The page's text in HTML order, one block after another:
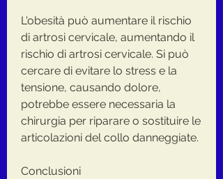
L'obesità può aumentare il rischio
di artrosi cervicale, aumentando il
rischio di artrosi cervicale. Si può
cercare di evitare lo stress e la
tensione, causando dolore,
potrebbe essere necessaria la
chirurgia per riparare o sostituire le
articolazioni del collo danneggiate.
Conclusioni